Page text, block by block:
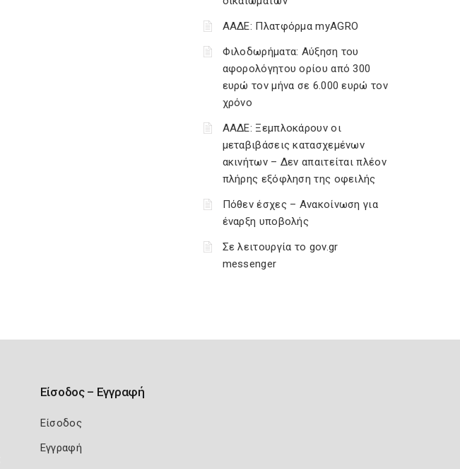
ΑΑΔΕ: Πλατφόρμα myAGRO
Φιλοδωρήματα: Αύξηση του
αφορολόγητου ορίου από 300
ευρώ τον μήνα σε 6.000 ευρώ τον
χρόνο
ΑΑΔΕ: Ξεμπλοκάρουν οι
μεταβιβάσεις κατασχεμένων
ακινήτων – Δεν απαιτείται πλέον
πλήρης εξόφληση της οφειλής
Πόθεν έσχες – Ανακοίνωση για
έναρξη υποβολής
Σε λειτουργία το gov.gr
messenger
Είσοδος – Εγγραφή
Είσοδος
Εγγραφή